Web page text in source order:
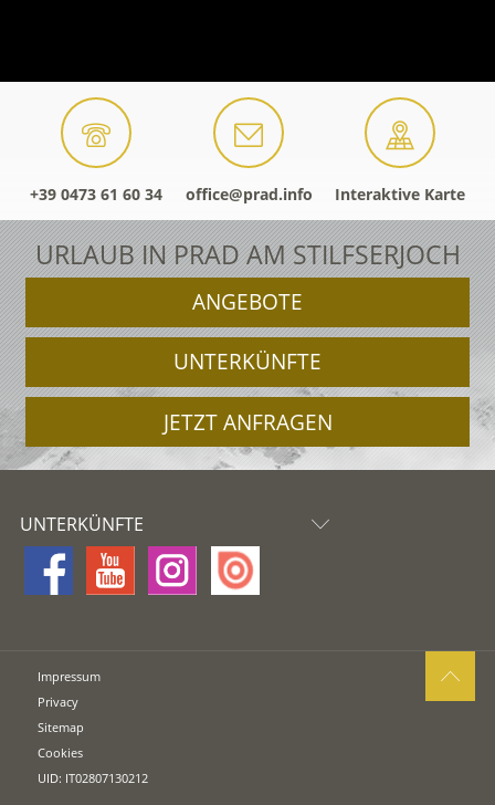
+39 0473 61 60 34 office@prad.info Interaktive Karte
URLAUB IN PRAD AM STILFSERJOCH
ANGEBOTE
UNTERKÜNFTE
JETZT ANFRAGEN
UNTERKÜNFTE
Impressum
Privacy
Sitemap
Cookies
UID: IT02807130212